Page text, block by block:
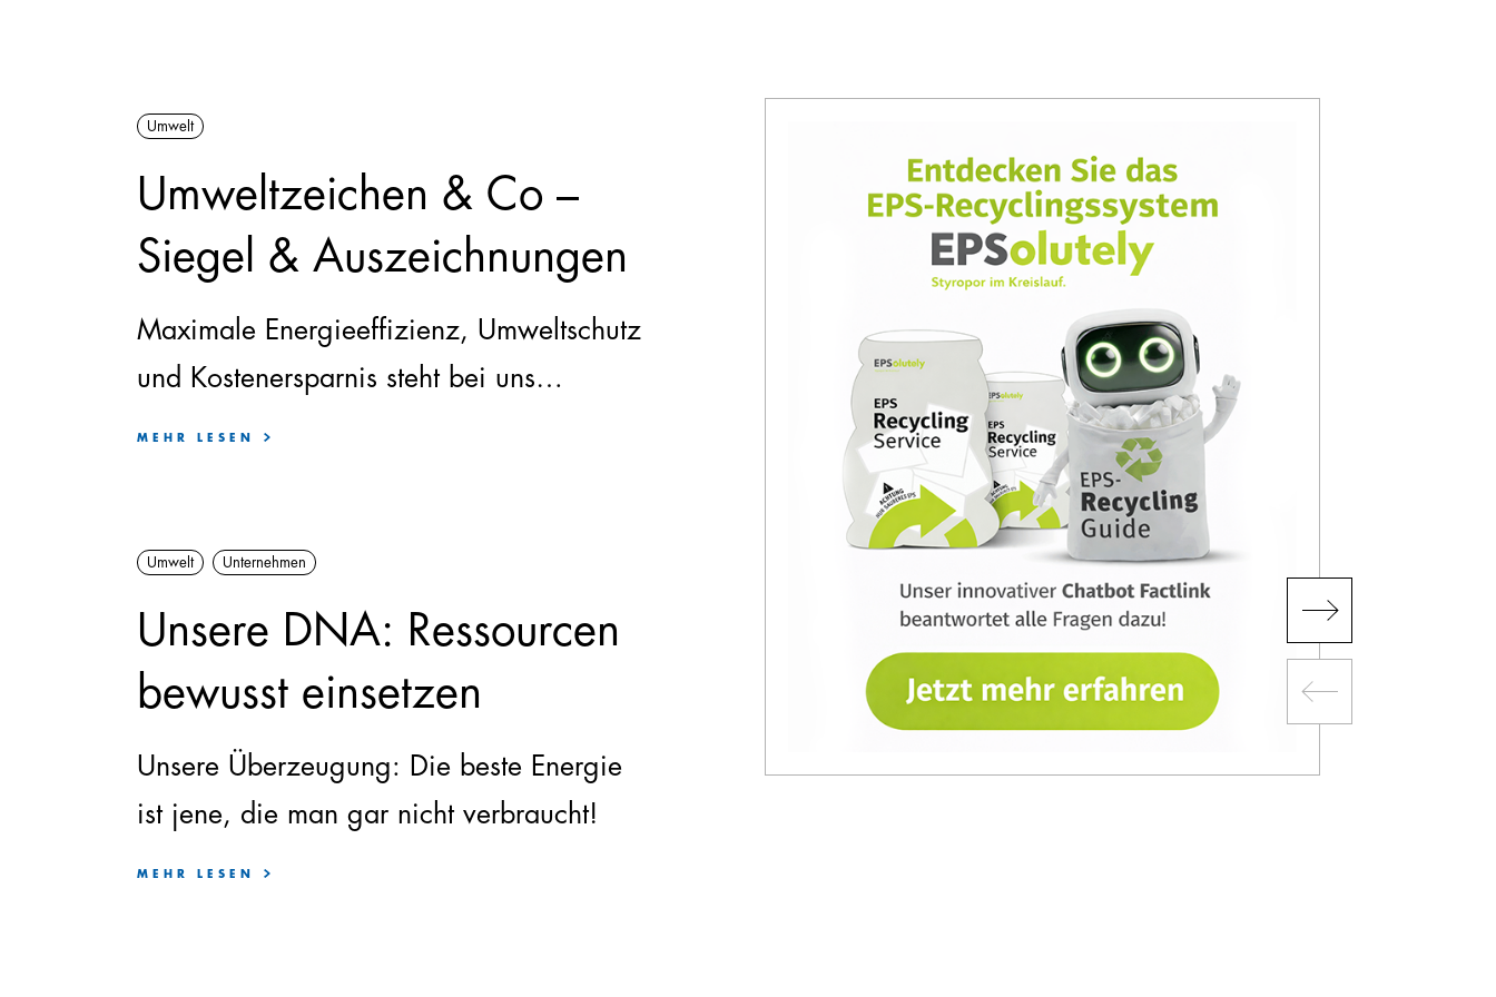
Umwelt
Umweltzeichen & Co –
Siegel & Auszeichnungen
Maximale Energieeffizienz, Umweltschutz
und Kostenersparnis steht bei uns
großgeschrieben.
MEHR LESEN
Umwelt Unternehmen
Unsere DNA: Ressourcen
bewusst einsetzen
Unsere Überzeugung: Die beste Energie
ist jene, die man gar nicht verbraucht!
MEHR LESEN